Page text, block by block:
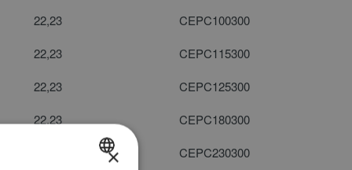
22,23
CEPC100300
22,23
CEPC115300
22,23
CEPC125300
22,23
CEPC180300
CEPC230300
×